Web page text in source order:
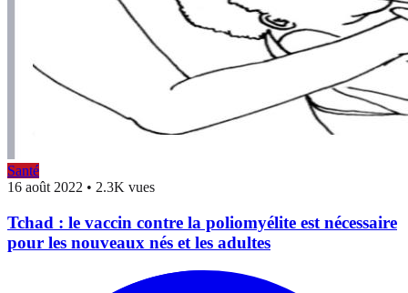
Santé
16 août 2022 • 2.3K vues
Tchad : le vaccin contre la poliomyélite est nécessaire
pour les nouveaux nés et les adultes